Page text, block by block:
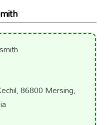
86800 Mersing,